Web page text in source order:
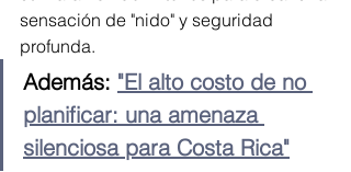
sensación de "nido" y seguridad
profunda.
Además: "El alto costo de no
planificar: una amenaza
silenciosa para Costa Rica"